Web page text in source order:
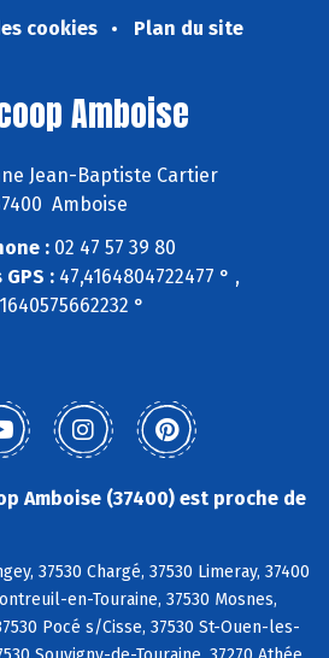
cookies
Plan du site
Amboise
Jean-Baptiste Cartier
Amboise
: 02 47 57 39 80
: 47,4164804722477 ° ,
°
Amboise (37400) est proche de
37530 Chargé, 37530 Limeray, 37400
en-Touraine, 37530 Mosnes,
Pocé s/Cisse, 37530 St-Ouen-les-